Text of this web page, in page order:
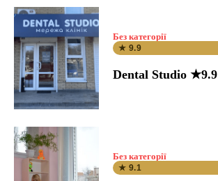
Без категорії
★ 9.9
Dental Studio ★9.9
Без категорії
★ 9.1